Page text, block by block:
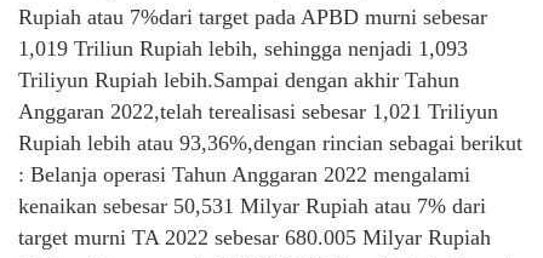
Rupiah atau 7%dari target pada APBD murni sebesar
1,019 Triliun Rupiah lebih, sehingga nenjadi 1,093
Triliyun Rupiah lebih.Sampai dengan akhir Tahun
Anggaran 2022,telah terealisasi sebesar 1,021 Triliyun
Rupiah lebih atau 93,36%,dengan rincian sebagai berikut
: Belanja operasi Tahun Anggaran 2022 mengalami
kenaikan sebesar 50,531 Milyar Rupiah atau 7% dari
target murni TA 2022 sebesar 680.005 Milyar Rupiah